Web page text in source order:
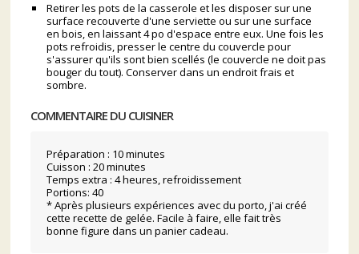
Retirer les pots de la casserole et les disposer sur une
surface recouverte d'une serviette ou sur une surface
en bois, en laissant 4 po d'espace entre eux. Une fois les
pots refroidis, presser le centre du couvercle pour
s'assurer qu'ils sont bien scellés (le couvercle ne doit pas
bouger du tout). Conserver dans un endroit frais et
sombre.
COMMENTAIRE DU CUISINER
Préparation : 10 minutes
Cuisson : 20 minutes
Temps extra : 4 heures, refroidissement
Portions: 40
* Après plusieurs expériences avec du porto, j'ai créé
cette recette de gelée. Facile à faire, elle fait très
bonne figure dans un panier cadeau.